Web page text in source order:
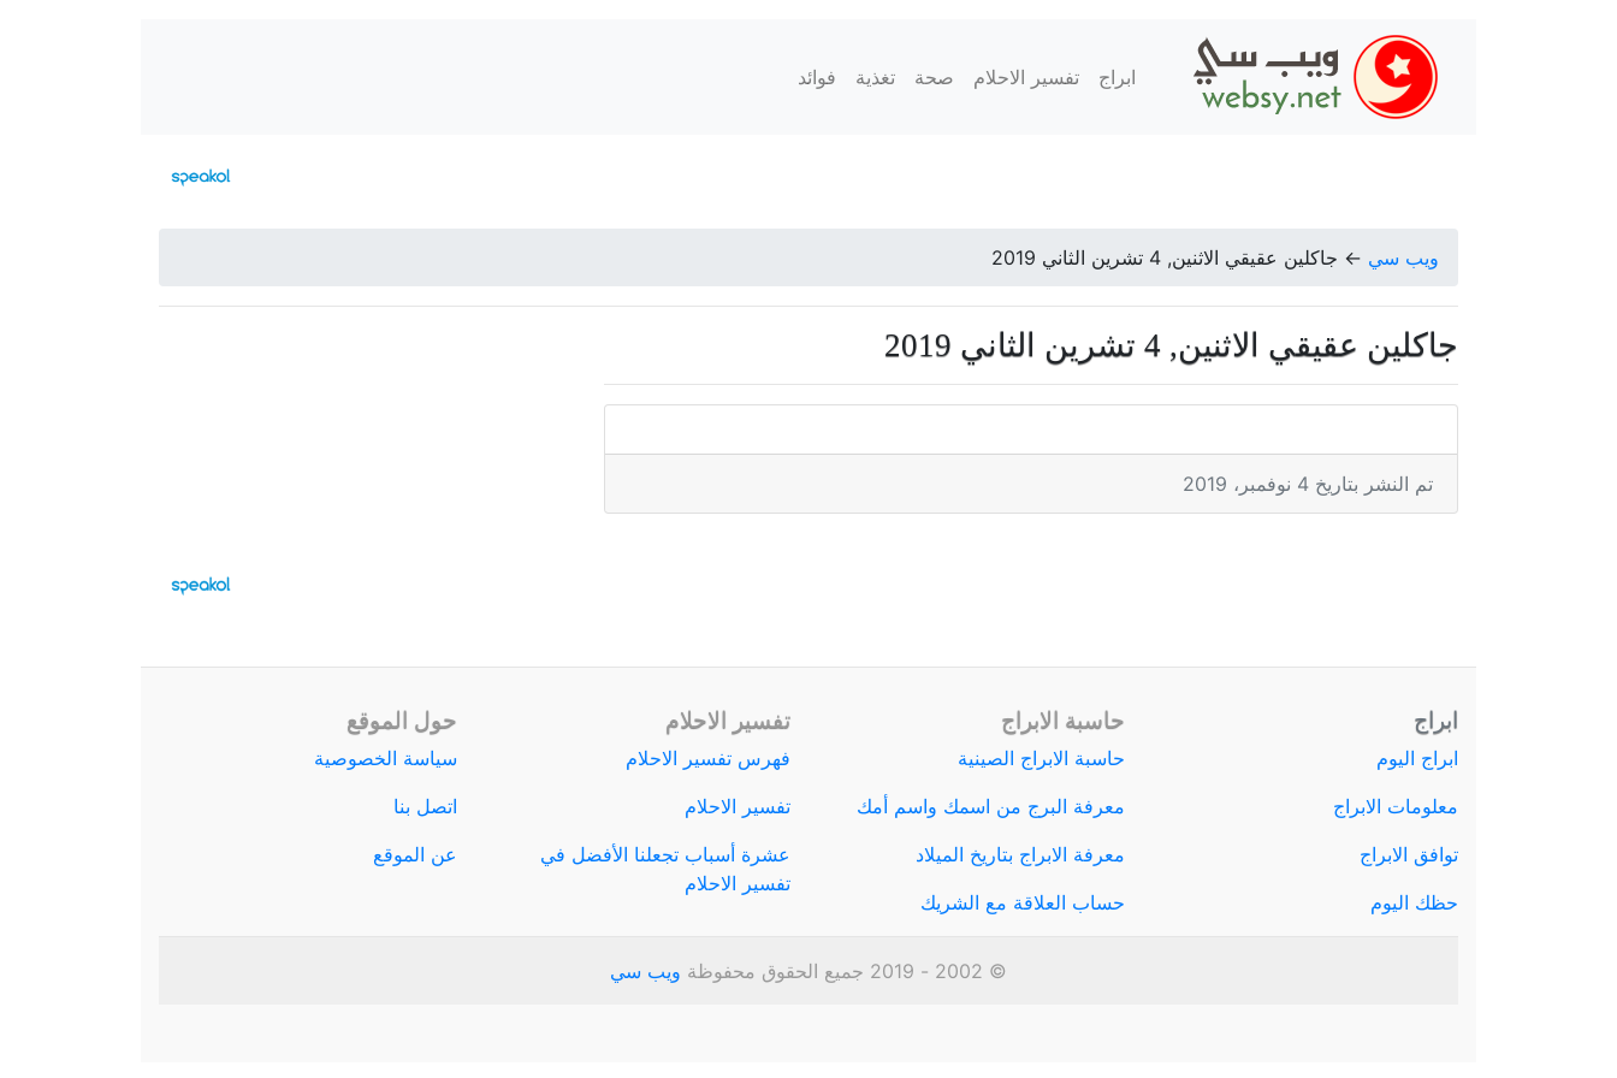
ابراج تفسير الاحلام صحة تغذية فوائد
ويب سي ← جاكلين عقيقي الاثنين, 4 تشرين الثاني 2019
جاكلين عقيقي الاثنين, 4 تشرين الثاني 2019
تم النشر بتاريخ 4 نوفمبر، 2019
ابراج
ابراج اليوم
معلومات الابراج
توافق الابراج
حظك اليوم
حاسبة الابراج
حاسبة الابراج الصينية
معرفة البرج من اسمك واسم أمك
معرفة الابراج بتاريخ الميلاد
حساب العلاقة مع الشريك
تفسير الاحلام
فهرس تفسير الاحلام
تفسير الاحلام
عشرة أسباب تجعلنا الأفضل في
تفسير الاحلام
حول الموقع
سياسة الخصوصية
اتصل بنا
عن الموقع
© 2002 - 2019 جميع الحقوق محفوظة ويب سي